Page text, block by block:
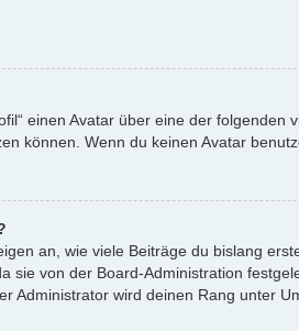
einen Avatar über eine der
können. Wenn du keinen Avatar
an, wie viele Beiträge du bislang
sie von der Board-Administration
Administrator wird deinen Rang unter